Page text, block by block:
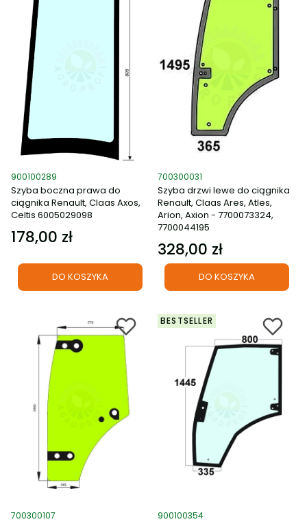
Kod produktu
900100289
Szyba boczna prawa do
ciągnika Renault, Claas Axos,
Celtis 6005029098
Cena
178,00 zł
DO KOSZYKA
Kod produktu
700300031
Szyba drzwi lewe do ciągnika
Renault, Claas Ares, Atles,
Arion, Axion - 7700073324,
7700044195
Cena
328,00 zł
DO KOSZYKA
Kod produktu
700300107
BESTSELLER
Kod produktu
900100354